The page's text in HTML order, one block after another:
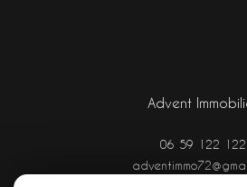
Advent
06 59 122 122